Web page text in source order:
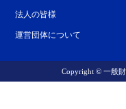
法人の皆様
運営団体について
Copyright © 一般